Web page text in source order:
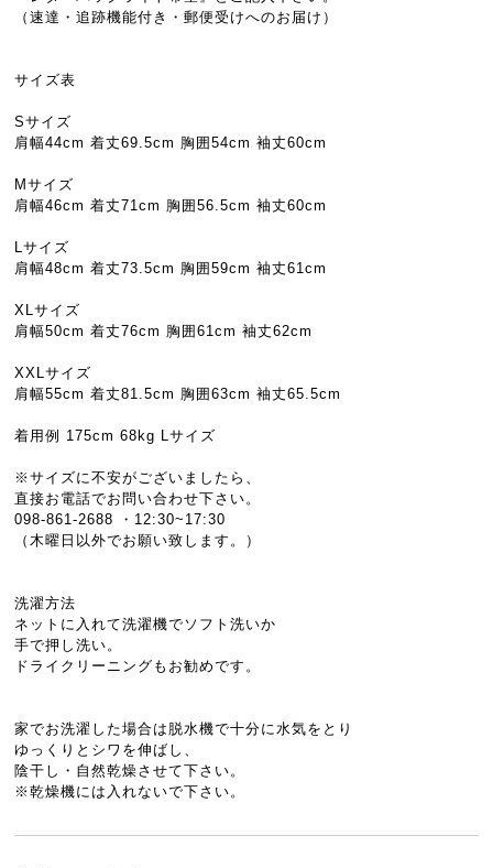
（速達・追跡機能付き・郵便受けへのお届け）
サイズ表
Sサイズ
肩幅44cm 着丈69.5cm 胸囲54cm 袖丈60cm
Mサイズ
肩幅46cm 着丈71cm 胸囲56.5cm 袖丈60cm
Lサイズ
肩幅48cm 着丈73.5cm 胸囲59cm 袖丈61cm
XLサイズ
肩幅50cm 着丈76cm 胸囲61cm 袖丈62cm
XXLサイズ
肩幅55cm 着丈81.5cm 胸囲63cm 袖丈65.5cm
着用例 175cm 68kg Lサイズ
※サイズに不安がございましたら、
直接お電話でお問い合わせ下さい。
098-861-2688 ・12:30~17:30
（木曜日以外でお願い致します。）
洗濯方法
ネットに入れて洗濯機でソフト洗いか
手で押し洗い。
ドライクリーニングもお勧めです。
家でお洗濯した場合は脱水機で十分に水気をとり
ゆっくりとシワを伸ばし、
陰干し・自然乾燥させて下さい。
※乾燥機には入れないで下さい。